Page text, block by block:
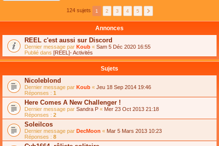
124 sujets 1 2 3 4 5
Annonces
REEL c'est aussi sur Discord
Dernier message par Koub « Sam 5 Déc 2020 16:55
Publié dans [REEL]- Activités
Sujets
Nicoleblond
Dernier message par Koub « Jeu 18 Sep 2014 19:46
Réponses : 1
Here Comes A New Challenger !
Dernier message par Sandra P « Mer 23 Oct 2013 21:18
Réponses : 2
Soleilcos
Dernier message par DecMoon « Mar 5 Mars 2013 10:23
Réponses : 8